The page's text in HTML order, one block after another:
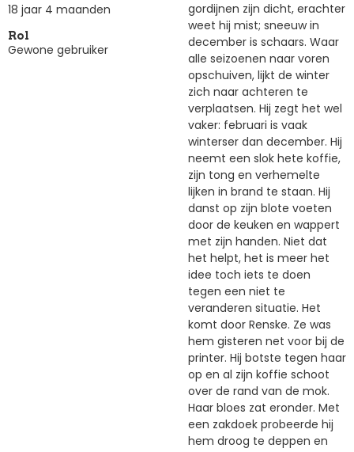
18 jaar 4 maanden
Rol
Gewone gebruiker
gordijnen zijn dicht, erachter
weet hij mist; sneeuw in
december is schaars. Waar
alle seizoenen naar voren
opschuiven, lijkt de winter
zich naar achteren te
verplaatsen. Hij zegt het wel
vaker: februari is vaak
winterser dan december. Hij
neemt een slok hete koffie,
zijn tong en verhemelte
lijken in brand te staan. Hij
danst op zijn blote voeten
door de keuken en wappert
met zijn handen. Niet dat
het helpt, het is meer het
idee toch iets te doen
tegen een niet te
veranderen situatie. Het
komt door Renske. Ze was
hem gisteren net voor bij de
printer. Hij botste tegen haar
op en al zijn koffie schoot
over de rand van de mok.
Haar bloes zat eronder. Met
een zakdoek probeerde hij
hem droog te deppen en